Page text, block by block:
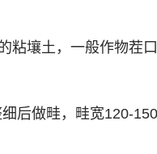
粘壤土，一般作物茬口
后做畦，畦宽120-150